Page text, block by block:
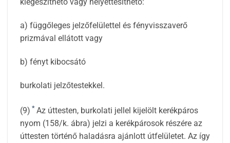
kiegészíthető vagy helyettesíthető:
a) függőleges jelzőfelülettel és fényvisszaverő
prizmával ellátott vagy
b) fényt kibocsátó
burkolati jelzőtestekkel.
(9) * Az úttesten, burkolati jellel kijelölt kerékpáros
nyom (158/k. ábra) jelzi a kerékpárosok részére az
úttesten történő haladásra ajánlott útfelületet. Az így